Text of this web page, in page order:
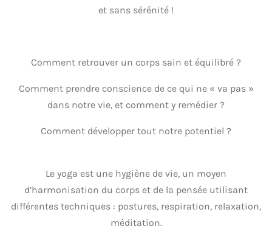
et sans sérénité !
Comment retrouver un corps sain et équilibré ?
Comment prendre conscience de ce qui ne « va pas »
dans notre vie, et comment y remédier ?
Comment développer tout notre potentiel ?
Le yoga est une hygiène de vie, un moyen
d’harmonisation du corps et de la pensée utilisant
différentes techniques : postures, respiration, relaxation,
méditation.